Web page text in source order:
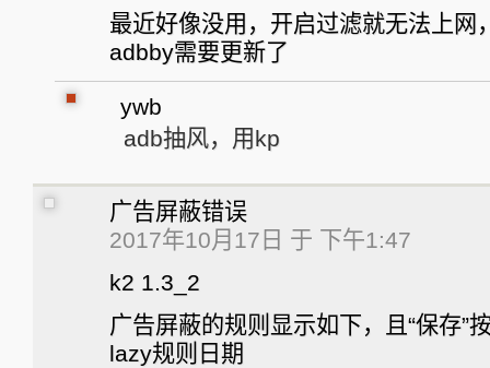
最近好像没用，开启过滤就无法上网
adbby需要更新了
ywb
adb抽风，用kp
广告屏蔽错误
2017年10月17日 于 下午1:47
k2 1.3_2
广告屏蔽的规则显示如下，且“保存”
lazy规则日期